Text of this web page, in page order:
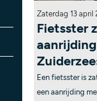
Zaterdag 13 april
Fietsster
Een fietsster is
een aanrijding